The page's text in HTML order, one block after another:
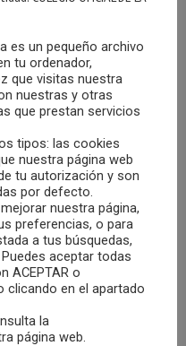
en el que estuvieron
Participación Real y
la Concejala de
Calzada Ferrando; y la
de Castilla-La
Castillo.
del proyecto que el
celebrar, el próximo año
Albacete, un evento que
en los años 2013 y
y que tendrá su
es un pequeño archivo
tu ordenador,
que visitas nuestra
nuestras y otras
que prestan servicios
tipos: las cookies
nuestra página web
tu autorización y son
por defecto.
nuestra página,
preferencias, o para
a tus búsquedas,
aceptar todas
ACEPTAR o
clicando en el apartado
la
página web.